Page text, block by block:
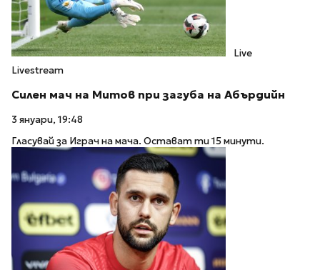
Live
Livestream
Силен мач на Митов при загуба на Абърдийн
3 януари, 19:48
Гласувай за Играч на мача. Остават ти 15 минути.